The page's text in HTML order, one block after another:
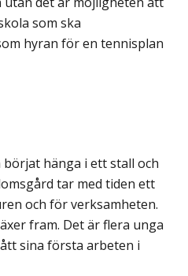
som ska
hyran för en tennisplan
börjat hänga i ett stall och
tar med tiden ett
och för verksamheten.
fram. Det är flera unga
sina första arbeten i